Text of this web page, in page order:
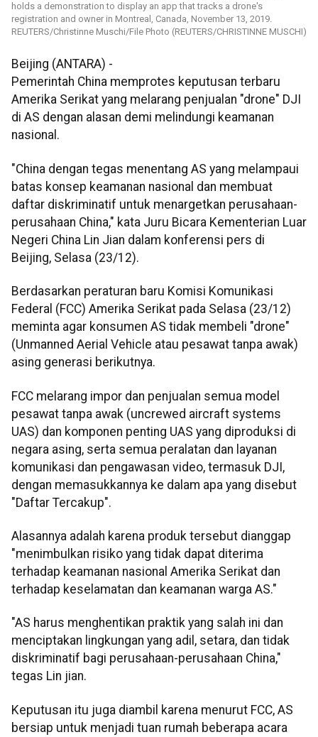
holds a demonstration to display an app that tracks a drone's
registration and owner in Montreal, Canada, November 13, 2019.
REUTERS/Christinne Muschi/File Photo (REUTERS/CHRISTINNE MUSCHI)
Beijing (ANTARA) -
Pemerintah China memprotes keputusan terbaru
Amerika Serikat yang melarang penjualan "drone" DJI
di AS dengan alasan demi melindungi keamanan
nasional.
"China dengan tegas menentang AS yang melampaui
batas konsep keamanan nasional dan membuat
daftar diskriminatif untuk menargetkan perusahaan-
perusahaan China," kata Juru Bicara Kementerian Luar
Negeri China Lin Jian dalam konferensi pers di
Beijing, Selasa (23/12).
Berdasarkan peraturan baru Komisi Komunikasi
Federal (FCC) Amerika Serikat pada Selasa (23/12)
meminta agar konsumen AS tidak membeli "drone"
(Unmanned Aerial Vehicle atau pesawat tanpa awak)
asing generasi berikutnya.
FCC melarang impor dan penjualan semua model
pesawat tanpa awak (uncrewed aircraft systems
UAS) dan komponen penting UAS yang diproduksi di
negara asing, serta semua peralatan dan layanan
komunikasi dan pengawasan video, termasuk DJI,
dengan memasukkannya ke dalam apa yang disebut
"Daftar Tercakup".
Alasannya adalah karena produk tersebut dianggap
"menimbulkan risiko yang tidak dapat diterima
terhadap keamanan nasional Amerika Serikat dan
terhadap keselamatan dan keamanan warga AS."
"AS harus menghentikan praktik yang salah ini dan
menciptakan lingkungan yang adil, setara, dan tidak
diskriminatif bagi perusahaan-perusahaan China,"
tegas Lin jian.
Keputusan itu juga diambil karena menurut FCC, AS
bersiap untuk menjadi tuan rumah beberapa acara